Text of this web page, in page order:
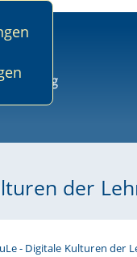
der
- Digitale Kulturen der